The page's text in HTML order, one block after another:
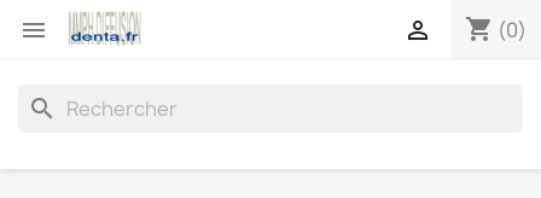
 shopping_cart (0)

search